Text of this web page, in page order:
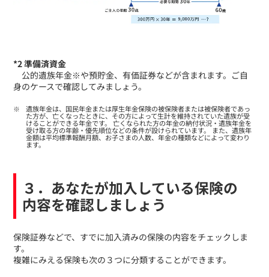
*2 準備済資金
公的遺族年金※や預貯金、有価証券などが含まれます。ご自
身のケースで確認してみましょう。
遺族年金は、国民年金または厚生年金保険の被保険者または被保険者であっ
た方が、亡くなったときに、その方によって生計を維持されていた遺族が受
けることができる年金です。 亡くなられた方の年金の納付状況・遺族年金を
受け取る方の年齢・優先順位などの条件が設けられています。 また、遺族年
金額は平均標準報酬月額、お子さまの人数、年金の種類などによって変わり
ます。
３．あなたが加入している保険の
内容を確認しましょう
​保険証券などで、すでに加入済みの保険の内容をチェックしま
す。
複雑にみえる保険も次の３つに分類することができます。